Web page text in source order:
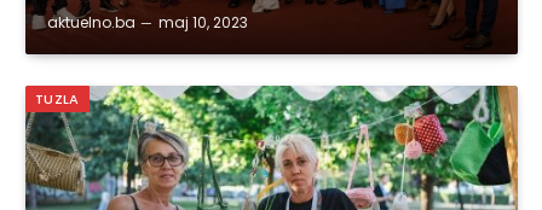
aktuelno.ba maj 10, 2023
TUZLA